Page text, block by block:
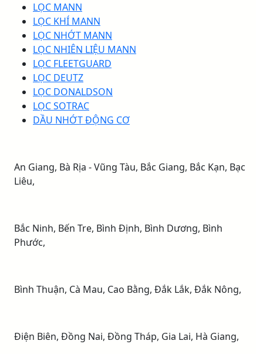
LỌC MANN
LỌC KHÍ MANN
LỌC NHỚT MANN
LỌC NHIÊN LIỆU MANN
LỌC FLEETGUARD
LỌC DEUTZ
LỌC DONALDSON
LỌC SOTRAC
DẦU NHỚT ĐỘNG CƠ
An Giang, Bà Rịa - Vũng Tàu, Bắc Giang, Bắc Kạn, Bạc
Liêu,
Bắc Ninh, Bến Tre, Bình Định, Bình Dương, Bình
Phước,
Bình Thuận, Cà Mau, Cao Bằng, Đắk Lắk, Đắk Nông,
Điện Biên, Đồng Nai, Đồng Tháp, Gia Lai, Hà Giang,